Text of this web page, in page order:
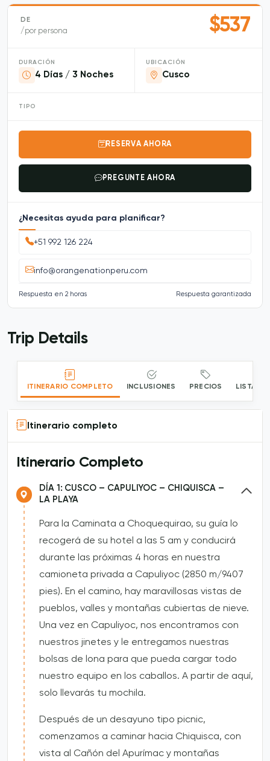
DE $537
/por persona
4 Días / 3 Noches
DURACIÓN
TIPO
Cusco
UBICACIÓN
RESERVA AHORA
PREGUNTE AHORA
¿Necesitas ayuda para planificar?
+51 992 126 224
info@orangenationperu.com
Respuesta en 2 horas Respuesta garantizada
Trip Details
ITINERARIO COMPLETO INCLUSIONES PRECIOS LISTA DE
Itinerario completo
Itinerario Completo
DÍA 1: CUSCO – CAPULIYOC – CHIQUISCA –
LA PLAYA
Para la Caminata a Choquequirao, su guía lo
recogerá de su hotel a las 5 am y conducirá
durante las próximas 4 horas en nuestra
camioneta privada a Capuliyoc (2850 m/9407
pies). En el camino, hay maravillosas vistas de
pueblos, valles y montañas cubiertas de nieve.
Una vez en Capuliyoc, nos encontramos con
nuestros jinetes y le entregamos nuestras
bolsas de lona para que pueda cargar todo
nuestro equipo en los caballos. A partir de aquí,
solo llevarás tu mochila.
Después de un desayuno tipo picnic,
comenzamos a caminar hacia Chiquisca, con
vista al Cañón del Apurímac y montañas